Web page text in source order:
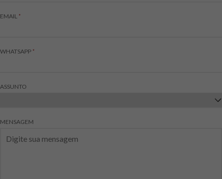
EMAIL *
WHATSAPP *
ASSUNTO
MENSAGEM